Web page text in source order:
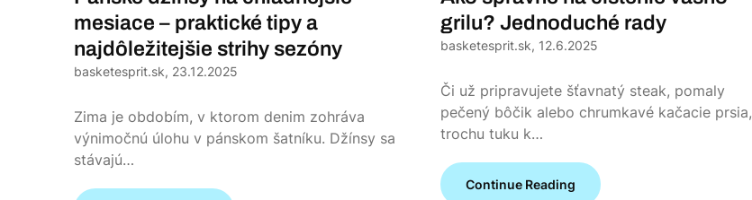
mesiace – praktické tipy a
najdôležitejšie strihy sezóny
basketesprit.sk, 23.12.2025
Zima je obdobím, v ktorom denim zohráva
výnimočnú úlohu v pánskom šatníku. Džínsy sa
stávajú…
grilu? Jednoduché rady
basketesprit.sk, 12.6.2025
Či už pripravujete šťavnatý steak, pomaly
pečený bôčik alebo chrumkavé kačacie prsia,
trochu tuku k…
Continue Reading